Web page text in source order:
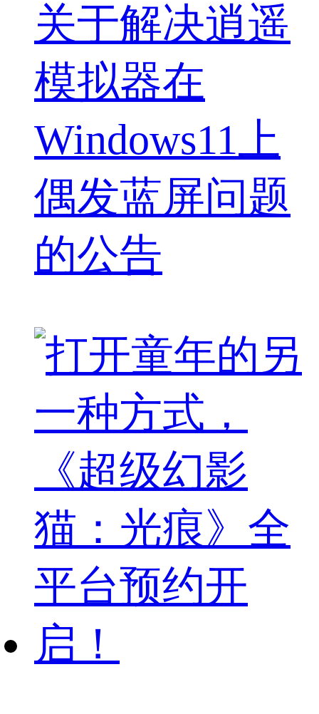
关于解决逍遥
模拟器在
Windows11上
偶发蓝屏问题
的公告